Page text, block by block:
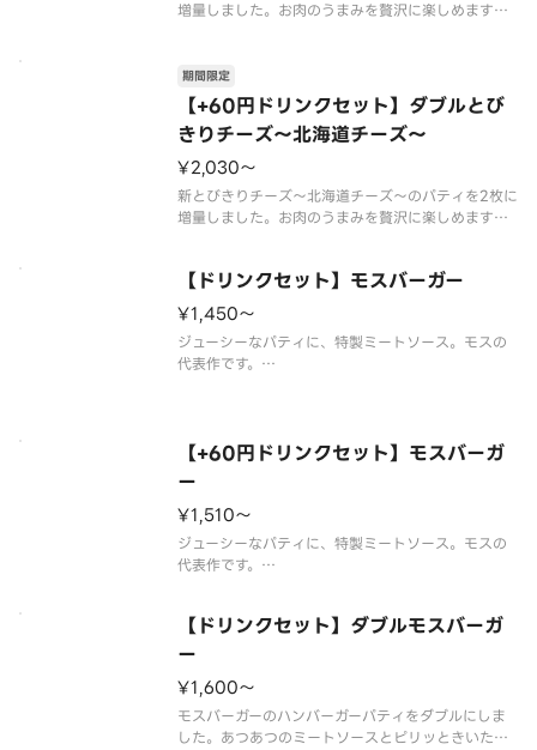
増量しました。お肉のうまみを贅沢に楽しめます。
チーズは95％です。
※チーズは工場で加熱加工をしています。
※一部店舗
【+60円ドリンクセット】ダブルとび
きりチーズ～北海道チーズ～
期間限定
¥2,030〜
新とびきりチーズ～北海道チーズ～のパティを2枚に
増量しました。お肉のうまみを贅沢に楽しめます。
チーズは95％です。
※チーズは工場で加熱加工をしています。
※一部店舗
【ドリンクセット】モスバーガー
¥1,450〜
ジューシーなパティに、特製ミートソース。モスの
代表作です。
なる場合があります。
【+60円ドリンクセット】モスバーガ
ー
¥1,510〜
ジューシーなパティに、特製ミートソース。モスの
代表作です。
チェックを付けた場合でスープを2種以上ご購入の場
合はすべてのスプーンが提供されません。
【ドリンクセット】ダブルモスバーガ
ー
¥1,600〜
モスバーガーのハンバーガーパティをダブルにしま
した。あつあつのミートソースとピリッときいた玉